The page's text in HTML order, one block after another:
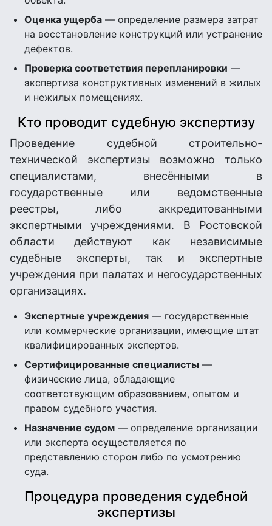
Оценка ущерба — определение размера затрат
на восстановление конструкций или устранение
дефектов.
Проверка соответствия перепланировки —
экспертиза конструктивных изменений в жилых
и нежилых помещениях.
Кто проводит судебную экспертизу
Проведение судебной строительно-
технической экспертизы возможно только
специалистами, внесёнными в
государственные или ведомственные
реестры, либо аккредитованными
экспертными учреждениями. В Ростовской
области действуют как независимые
судебные эксперты, так и экспертные
учреждения при палатах и негосударственных
организациях.
Экспертные учреждения — государственные
или коммерческие организации, имеющие штат
квалифицированных экспертов.
Сертифицированные специалисты —
физические лица, обладающие
соответствующим образованием, опытом и
правом судебного участия.
Назначение судом — определение организации
или эксперта осуществляется по
представлению сторон либо по усмотрению
суда.
Процедура проведения судебной
экспертизы